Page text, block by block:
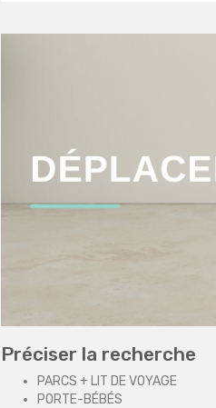
Préciser la recherche
PARCS + LIT DE VOYAGE
PORTE-BÉBÉS